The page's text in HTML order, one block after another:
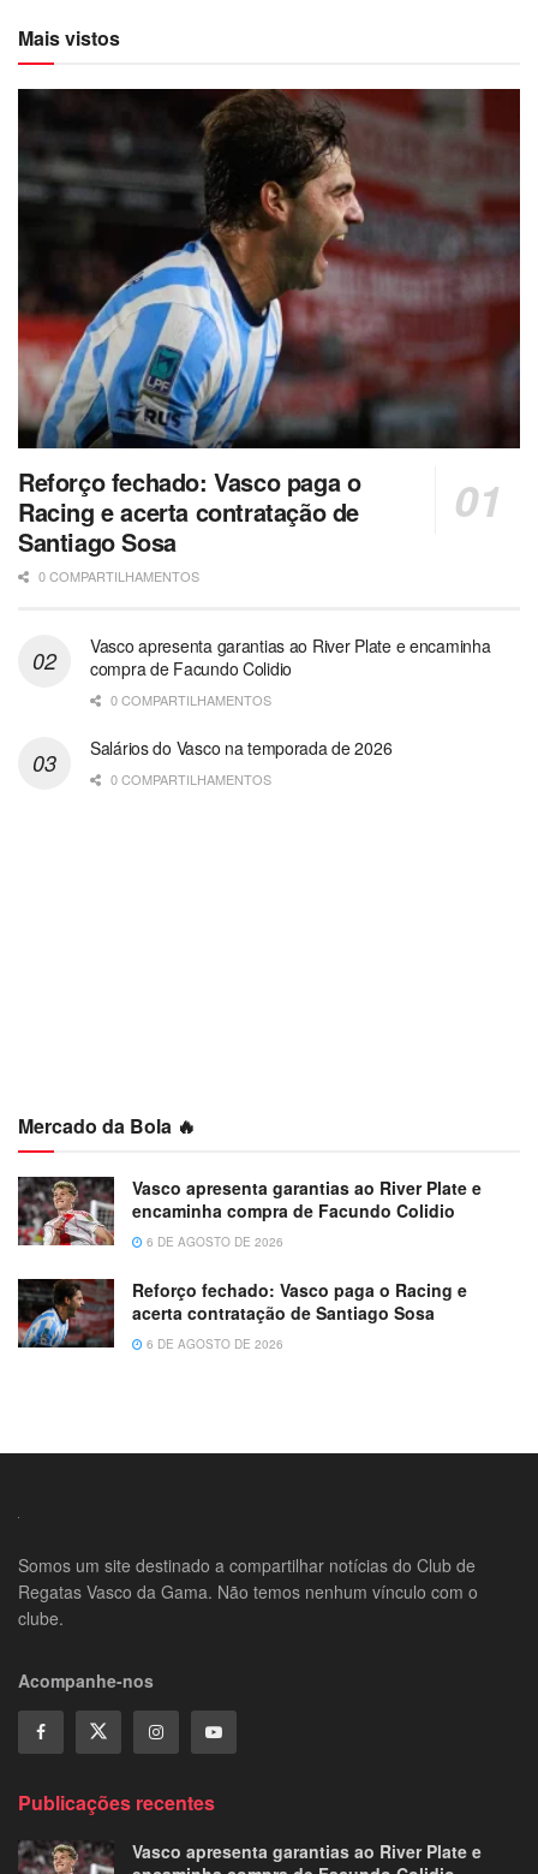
Mais vistos
Reforço fechado: Vasco paga o
Racing e acerta contratação de
Santiago Sosa
0 COMPARTILHAMENTOS
Vasco apresenta garantias ao River Plate e encaminha
compra de Facundo Colidio
0 COMPARTILHAMENTOS
Salários do Vasco na temporada de 2026
0 COMPARTILHAMENTOS
Mercado da Bola 🔥
Vasco apresenta garantias ao River Plate e
encaminha compra de Facundo Colidio
6 DE AGOSTO DE 2026
Reforço fechado: Vasco paga o Racing e
acerta contratação de Santiago Sosa
6 DE AGOSTO DE 2026
Somos um site destinado a compartilhar notícias do Club de
Regatas Vasco da Gama. Não temos nenhum vínculo com o
clube.
Acompanhe-nos
Publicações recentes
Vasco apresenta garantias ao River Plate e